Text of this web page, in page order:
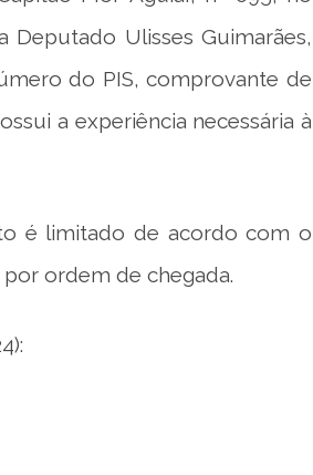
Deputado Ulisses Guimarães,
do PIS, comprovante de
a experiência necessária à
é limitado de acordo com o
ordem de chegada.